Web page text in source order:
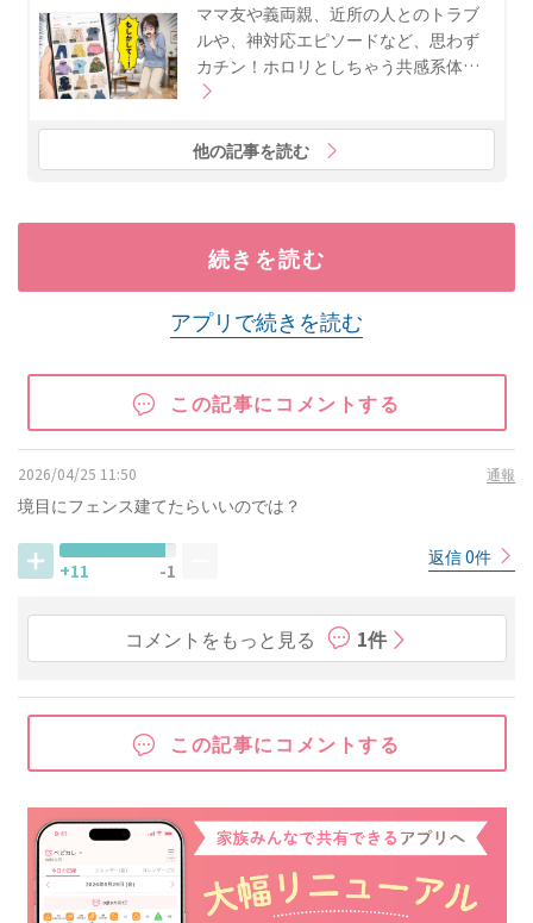
ママ友や義両親、近所の人とのトラブ
ルや、神対応エピソードなど、思わず
カチン！ホロリとしちゃう共感系体…
他の記事を読む
続きを読む
アプリで続きを読む
この記事にコメントする
2026/04/25 11:50 通報
境目にフェンス建てたらいいのでは？
+11 -1
返信 0件
コメントをもっと見る 1件
この記事にコメントする